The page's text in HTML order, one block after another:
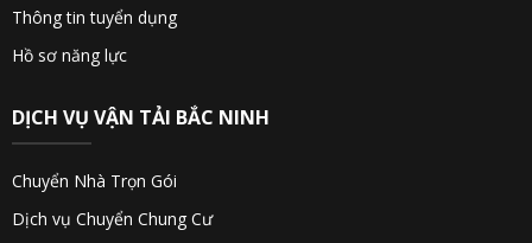
Thông tin tuyển dụng
Hồ sơ năng lực
DỊCH VỤ VẬN TẢI BẮC NINH
Chuyển Nhà Trọn Gói
Dịch vụ Chuyển Chung Cư